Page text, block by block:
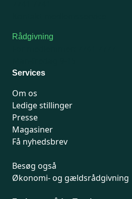
Rådgivning
Services
Om os
Ledige stillinger
Presse
Magasiner
Få nyhedsbrev
Besøg også
Økonomi- og gældsrådgivning